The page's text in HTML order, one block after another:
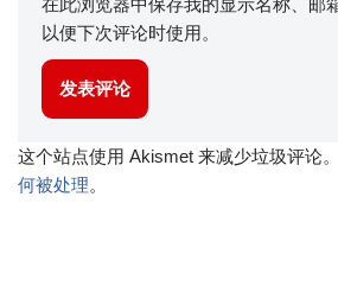
在此浏览器中保存我的显示名称、邮
以便下次评论时使用。
这个站点使用 Akismet 来减少垃圾评论。
何被处理。